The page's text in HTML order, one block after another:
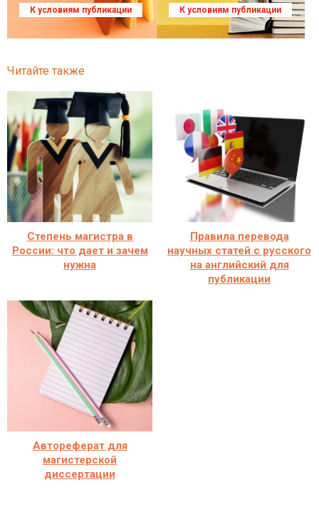
К условиям публикации К условиям публикации
Читайте также
Степень магистра в
России: что дает и зачем
нужна
Правила перевода
научных статей с русского
на английский для
публикации
Автореферат для
магистерской
диссертации